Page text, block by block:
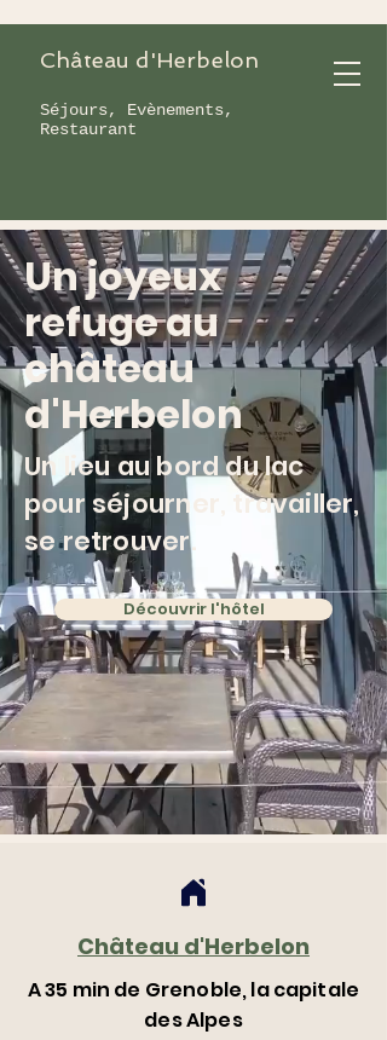
Château d'Herbelon
Séjours, Evènements,
Restaurant
Un joyeux
refuge au
château
d'Herbelon
Un lieu au bord du lac
pour séjourner, travailler,
se retrouver.
Découvrir l'hôtel
Château d'Herbelon
A 35 min de Grenoble, la capitale
des Alpes